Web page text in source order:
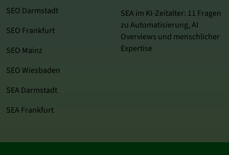
SEO Darmstadt
SEO Frankfurt
SEO Mainz
SEO Wiesbaden
SEA Darmstadt
SEA Frankfurt
SEA im KI‑Zeitalter: 11 Fragen
zu Automatisierung, AI
Overviews und menschlicher
Expertise